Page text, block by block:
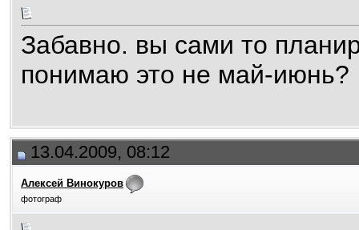
Забавно. вы сами то
понимаю это не май-июнь?
13.04.2009, 08:12
Алексей Винокуров
фотограф